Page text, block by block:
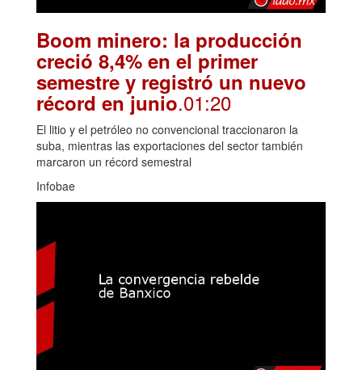
Boom minero: la producción
creció 8,4% en el primer
semestre y registró un nuevo
récord en junio.01:20
El litio y el petróleo no convencional traccionaron la
suba, mientras las exportaciones del sector también
marcaron un récord semestral
Infobae